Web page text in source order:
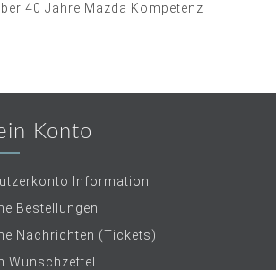
40 Jahre Mazda Kompetenz
Konto
Information
Bestellungen
Nachrichten (Tickets)
Wunschzettel